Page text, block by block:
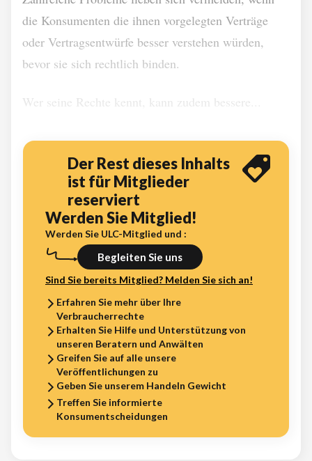
die Konsumenten die ihnen vorgelegten Verträge
oder Vertragsentwürfe besser verstehen würden,
bevor sie sich rechtlich binden.
Wer seine Rechte kennt, kann zudem bessere...
Der Rest dieses Inhalts
ist für Mitglieder
reserviert
Werden Sie Mitglied!
Werden Sie ULC-Mitglied und :
Begleiten Sie uns
Sind Sie bereits Mitglied? Melden Sie sich an!
Erfahren Sie mehr über Ihre
Verbraucherrechte
Erhalten Sie Hilfe und Unterstützung von
unseren Beratern und Anwälten
Greifen Sie auf alle unsere
Veröffentlichungen zu
Geben Sie unserem Handeln Gewicht
Treffen Sie informierte
Konsumentscheidungen